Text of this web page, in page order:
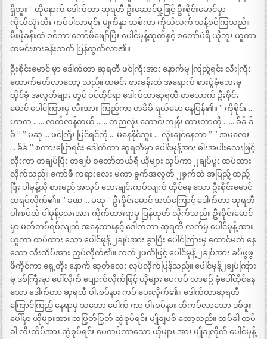
ရှိဘူး ” ထိုနောက် ဒေါက်တာ ဆုရတီ ဦးဆောင်မှု့ဖြင့် ဦးစိုင်းမောင်မှာ
ကိုယ်လုံးတီး ကပ်ပါလာရင်း မျက်နှာ သစ်ကာ ကိုယ်လက် သန့်စင်ကြသည်။
မီးဖိုခန်းထဲ ဝင်ကာ ကော်ဖီဖျော်ပြီး ပေါင်မုန့်ထုတ်နှင့် စတော်ပဲရီ ယိုဘူး ယူကာ
ထမင်းစားခန်းဘက် ပြန်ထွက်လာ၏။
ဦးစိုင်းမောင် မှာ ဒေါက်တာ ဆုရတီ ဖင်ကြီးအား နောက်မှ ကြည့်ရင်း လီးကြီး
ထောက်မတ်လာတော့ သည်။ ထမင်း စားခန်းထဲ အရောက် စားပွဲခုံဘေးမှ
ထိုင်ခုံ အလွတ်များ တွင် ဝင်ထိုင်ရာ ဒေါက်တာဆုရတီ တယောက် ဦးစိုင်း
မောင် ပေါင်ကြားမှ လီးအား ကြည့်ကာ တခိခိ ရယ်မော နေပြန်၏။ ” ကိုစိုင်း …
ဟာက …… လက်လန်တယ် …… တညလုံး သောင်းကျန်း ထားတာကို …… ခ်ခ် ခ်
ခ် ” ” မဆု … ဖင်ကြီး မြင်ရင်ကို … မနေနိုင်ဘူး … လိုးချင်နေတာ ” ” အမလေး
… ခ်ခ် ” စကားပြောရင်း ဒေါက်တာ ဆုရတီမှာ ပေါင်မုန့်အား ဓါးအပါးလေးဖြင့်
လှီးကာ တချပ်ပြီး တချပ် စတော်ဘယ်ရီ ယိုများ သုပ်ကာ ၂ချပ်ပူး ထပ်ထား
လိုက်သည်။ ကော်ဖီ ကရားလေး မကာ ခွက်အလွတ် ၂ခွက်ထဲ အပြည့် ထည့်
ပြီး ပါမုန့်ယို စားမည် အလုပ် ဘေးချင်းကပ်လျက် ထိုင်နေ သော ဦးစိုင်းမောင်
ထရပ်လိုက်၏။ ” ခဏ … မဆု ” ဦးစိုင်းမောင် အသံကြောင့် ဒေါက်တာ ဆုရတီ
ပါးစပ်ထဲ ပါမုန့်လေးအား ကိုက်ထားရာမှ ပြန်ထုတ် လိုက်သည်။ ဦးစိုင်းမောင်
မှာ မတ်တပ်ရပ်လျက် အနေထားနှင့် ဒေါက်တာ ဆုရတီ လက်မှ ပေါင်မုန့် အား
ယူကာ ထပ်ထား သော ပေါင်မုန့် ၂ချပ်အား ခွာပြီး ပေါင်ကြားမှ ထောင်မတ် နေ
သော လီးထိပ်အား ညှပ်လိုက်၏။ လက်၂ဖက်ဖြင့် ပေါင်မုန့် ၂ချပ်အား ခပ်ဖွဖွ
ဖိကိုင်ကာ ရှေ့တိုး နောက် ဆုတ်လေး လုပ်လိုက်ပြန်သည်။ ပေါင်မုန့်၂ချပ်ကြား
မှ ဒစ်ကြီးမှာ ပေါ်လိုက် ပျောက်လိုက်ဖြင့် ယိုများ ပေကပ် လာစဉ် ခုံပေါ်ထိုင်နေ
သော ဒေါက်တာ ဆုရတီ ပါးစပ်နား ကပ် ပေးလိုက်၏။ ဒေါက်တာဆုရတီ
ကြောင်ကြည့် နေရာမှ သဘော ပေါက် ကာ ပါးစပ်နား ထိကပ်လာသော ဒစ်ဖူး
ပေါ်မှာ ယိုများအား တပြွတ်ပြွတ် ဆွဲစုပ်ရင်း မျိုချပစ် တော့သည်။ ထပ်ခါ ထပ်
ခါ လီးထိပ်အား ဆွဲစုပ်ရင်း ပေကပ်လာသော ယိုများ အား မျိုချလိုက် ပေါင်မုန့်